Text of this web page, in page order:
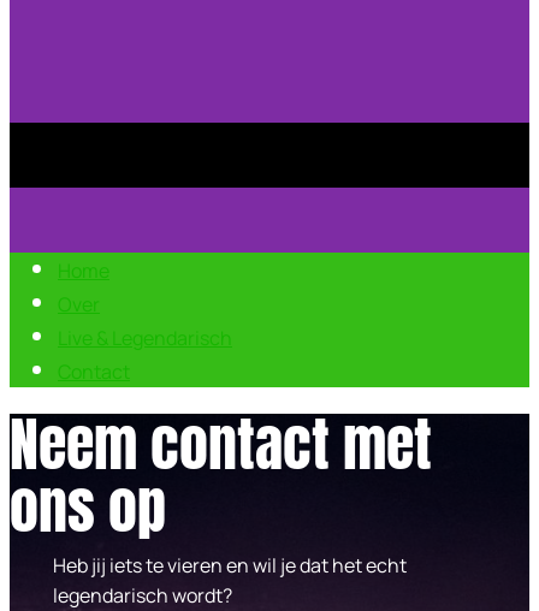
Home
Over
Live & Legendarisch
Contact
Neem contact met
ons op
Heb jij iets te vieren en wil je dat het echt
legendarisch wordt?